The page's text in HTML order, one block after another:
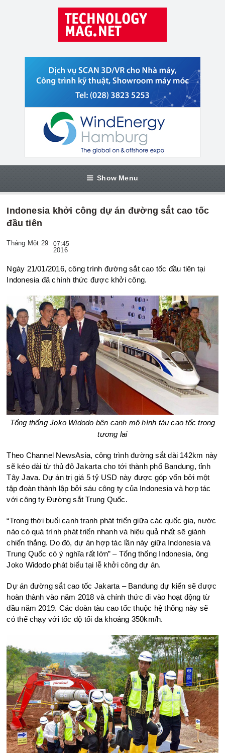
Show Menu
Indonesia khởi công dự án đường sắt cao tốc
đầu tiên
Tháng Một 29 07:45
2016
Ngày 21/01/2016, công trình đường sắt cao tốc đầu tiên tại
Indonesia đã chính thức được khởi công.
Tổng thống Joko Widodo bên cạnh mô hình tàu cao tốc trong
tương lai
Theo Channel NewsAsia, công trình đường sắt dài 142km này
sẽ kéo dài từ thủ đô Jakarta cho tới thành phố Bandung, tỉnh
Tây Java. Dự án trị giá 5 tỷ USD này được góp vốn bởi một
tập đoàn thành lập bởi sáu công ty của Indonesia và hợp tác
với công ty Đường sắt Trung Quốc.
“Trong thời buổi cạnh tranh phát triển giữa các quốc gia, nước
nào có quá trình phát triển nhanh và hiệu quả nhất sẽ giành
chiến thắng. Do đó, dự án hợp tác lần này giữa Indonesia và
Trung Quốc có ý nghĩa rất lớn” – Tổng thống Indonesia, ông
Joko Widodo phát biểu tại lễ khởi công dự án.
Dự án đường sắt cao tốc Jakarta – Bandung dự kiến sẽ được
hoàn thành vào năm 2018 và chính thức đi vào hoạt động từ
đầu năm 2019. Các đoàn tàu cao tốc thuộc hệ thống này sẽ
có thể chạy với tốc độ tối đa khoảng 350km/h.